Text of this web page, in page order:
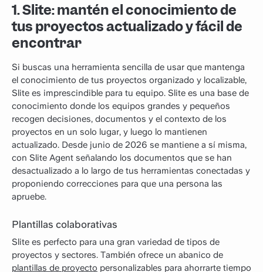
1. Slite: mantén el conocimiento de
tus proyectos actualizado y fácil de
encontrar
Si buscas una herramienta sencilla de usar que mantenga
el conocimiento de tus proyectos organizado y localizable,
Slite es imprescindible para tu equipo. Slite es una base de
conocimiento donde los equipos grandes y pequeños
recogen decisiones, documentos y el contexto de los
proyectos en un solo lugar, y luego lo mantienen
actualizado. Desde junio de 2026 se mantiene a sí misma,
con Slite Agent señalando los documentos que se han
desactualizado a lo largo de tus herramientas conectadas y
proponiendo correcciones para que una persona las
apruebe.
Plantillas colaborativas
Slite es perfecto para una gran variedad de tipos de
proyectos y sectores. También ofrece un abanico de
plantillas de proyecto personalizables para ahorrarte tiempo